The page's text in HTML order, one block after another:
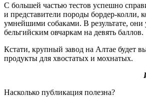
С большей частью тестов успешно
и представители породы бордер-колли,
умнейшими собаками. В результате, они
бельгийским овчаркам на девять баллов.
Кстати, крупный завод на Алтае будет
продукты для хвостатых и мохнатых.
Насколько публикация полезна?